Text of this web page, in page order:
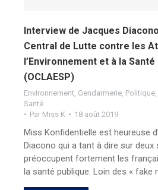
Interview de Jacques
Central de Lutte contre les
l’Environnement et à la Santé
(OCLAESP)
Environnement Gendarmerie Politique
Santé
Par Miss K 18 août 2019
Miss Konfidentielle est heureuse
Diacono qui a tant à dire sur deux
préoccupent fortement les
la santé publique. Loin des « fake